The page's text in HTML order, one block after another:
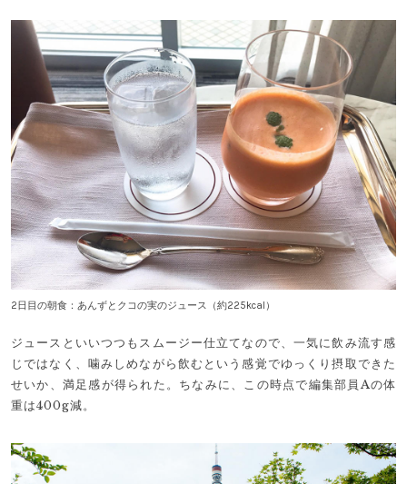
2日目の朝食：あんずとクコの実のジュース（約225kcal）
ジュースといいつつもスムージー仕立てなので、一気に飲み流す感
じではなく、噛みしめながら飲むという感覚でゆっくり摂取できた
せいか、満足感が得られた。ちなみに、この時点で編集部員Aの体
重は400g減。